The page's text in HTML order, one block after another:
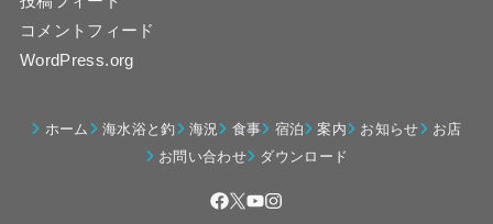
コメントフィード
WordPress.org
ホーム 海水浴と釣 海況 食事 宿泊 案内 お知らせ
お店
お問い合わせ
ダウンロード